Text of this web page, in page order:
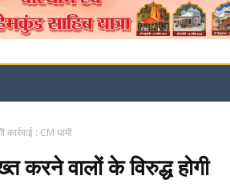
: CM धामी
वालों के विरुद्ध होगी